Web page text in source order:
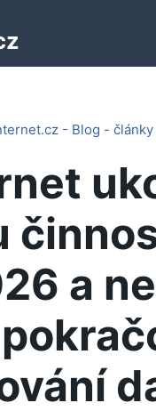
- Blog - články
a